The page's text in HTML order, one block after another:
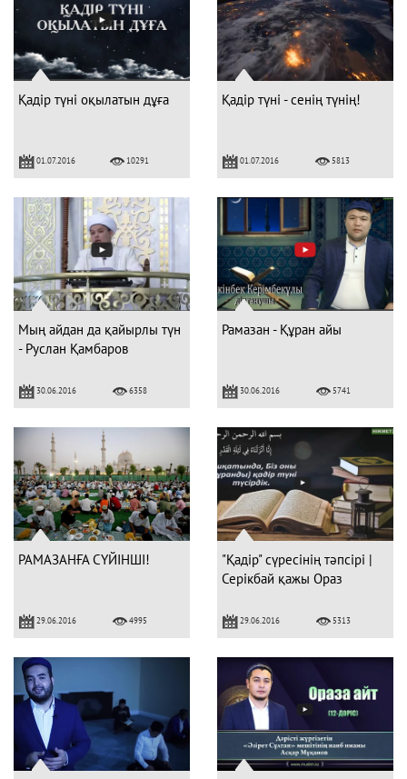
Қадір түні оқылатын дұға
01.07.2016 10291
Қадір түні - сенің түнің!
01.07.2016 5813
Мың айдан да қайырлы түн
- Руслан Қамбаров
30.06.2016 6358
Рамазан - Құран айы
30.06.2016 5741
РАМАЗАНҒА СҮЙІНШІ!
29.06.2016 4995
"Қадір" сүресінің тәпсірі |
Серікбай қажы Ораз
29.06.2016 5313